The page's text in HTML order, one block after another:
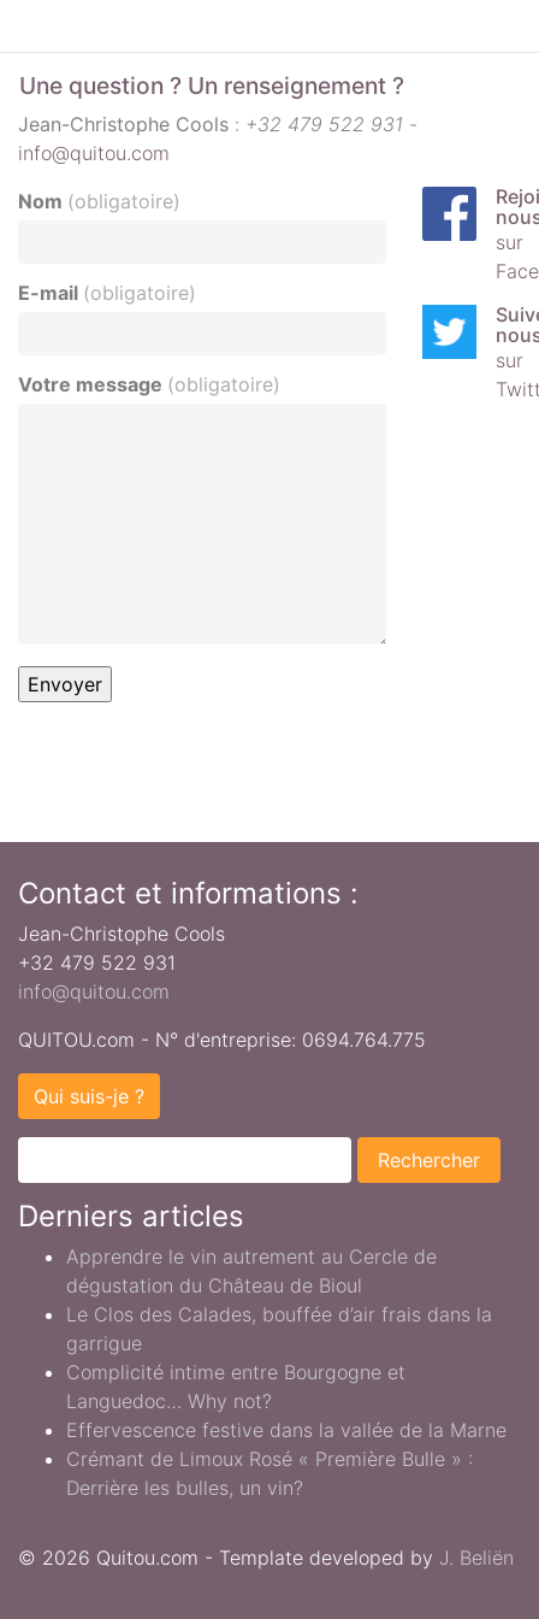
Une question ? Un renseignement ?
Jean-Christophe Cools : +32 479 522 931 -
info@quitou.com
Nom (obligatoire)
E-mail (obligatoire)
Votre message (obligatoire)
Envoyer
sur
sur
Contact et informations :
Jean-Christophe Cools
+32 479 522 931
info@quitou.com
QUITOU.com - N° d'entreprise: 0694.764.775
Qui suis-je ?
Derniers articles
Apprendre le vin autrement au Cercle de
dégustation du Château de Bioul
Le Clos des Calades, bouffée d’air frais dans la
garrigue
Complicité intime entre Bourgogne et
Languedoc… Why not?
Effervescence festive dans la vallée de la Marne
Crémant de Limoux Rosé « Première Bulle » :
Derrière les bulles, un vin?
© 2026 Quitou.com - Template developed by J. Beliën